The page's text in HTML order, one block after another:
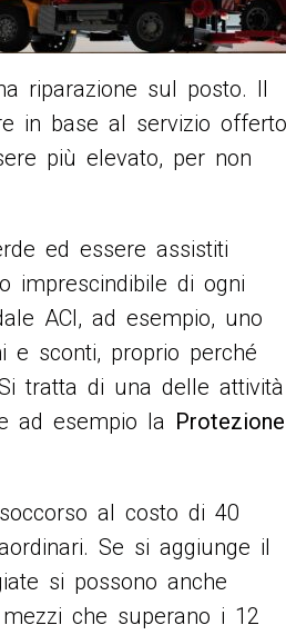
riparazione sul posto. Il
in base al servizio offerto
più elevato, per non
ed essere assistiti
imprescindibile di ogni
ACI, ad esempio, uno
e sconti, proprio perché
tratta di una delle attività
ad esempio la Protezione
al costo di 40
Se si aggiunge il
si possono anche
che superano i 12